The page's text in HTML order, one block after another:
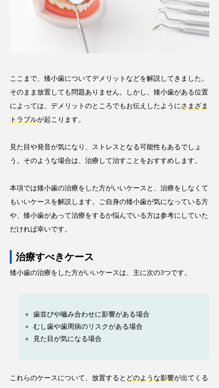
ここまで、矮小歯についてデメリットなどを解説してきました。
そのまま放置しても問題ありません。しかし、矮小歯がある位置
によっては、デメリットのところでもお伝えしたように さまざま
トラブルが起こります。
見た目や発音が気になり、ストレスとなる可能性もあるでしょ
う。そのような場合は、治療して治すことをおすすめします。
本項では矮小歯の治療をした方がいいケースと、治療をしなくて
もいいケースを解説します。ご自身の矮小歯が気になっている方
や、矮小歯があって治療をするか悩んでいる方は参考にしていた
だければ幸いです。
治療すべきケース
矮小歯の治療をした方がいいケースは、主に次の3つです。
歯並びや嚙み合わせに影響がある場合
むし歯や歯周病のリスクがある場合
見た目が気になる場合
これらのケースについて、放置すると どのような影響が出てくる